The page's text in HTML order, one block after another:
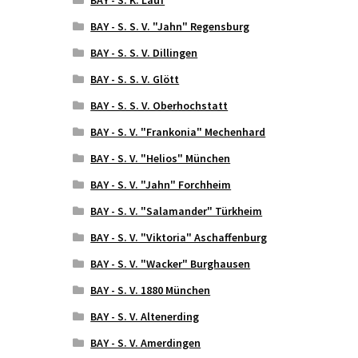
BAY - S. S. V. "Jahn" Regensburg
BAY - S. S. V. Dillingen
BAY - S. S. V. Glött
BAY - S. S. V. Oberhochstatt
BAY - S. V. "Frankonia" Mechenhard
BAY - S. V. "Helios" München
BAY - S. V. "Jahn" Forchheim
BAY - S. V. "Salamander" Türkheim
BAY - S. V. "Viktoria" Aschaffenburg
BAY - S. V. "Wacker" Burghausen
BAY - S. V. 1880 München
BAY - S. V. Altenerding
BAY - S. V. Amerdingen